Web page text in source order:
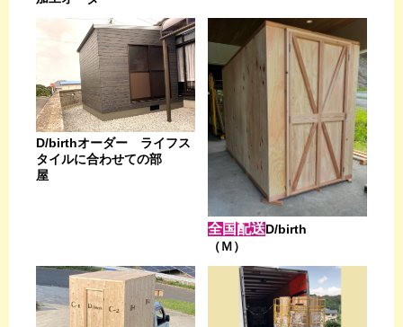
D/birthオーダー ライフス
タイルに合わせての部
屋
全国配送D/birth
（Ｍ）